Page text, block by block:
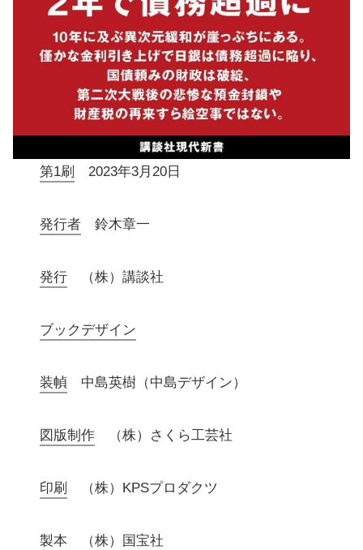
第1刷 2023年3月20日
発行者 鈴木章一
発行 （株）講談社
ブックデザイン
装幀 中島英樹（中島デザイン）
図版制作 （株）さくら工芸社
印刷 （株）KPSプロダクツ
製本 （株）国宝社